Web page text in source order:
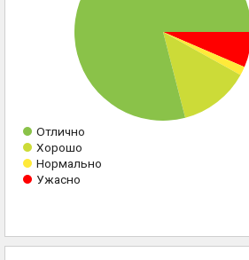
Отлично
Хорошо
Нормально
Ужасно